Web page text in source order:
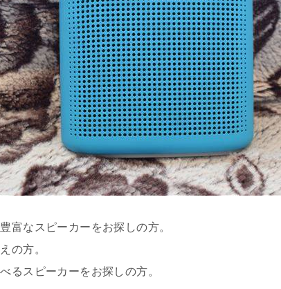
富なスピーカーをお探しの方。
の方。
るスピーカーをお探しの方。